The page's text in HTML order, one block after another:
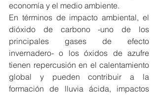
economía y el medio ambiente.
En términos de impacto ambiental, el
dióxido de carbono -uno de los
principales gases de efecto
invernadero- o los óxidos de azufre
tienen repercusión en el calentamiento
global y pueden contribuir a la
formación de lluvia ácida, impactos